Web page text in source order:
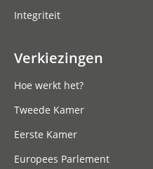
Integriteit
Verkiezingen
Hoe werkt het?
Tweede Kamer
Eerste Kamer
Europees Parlement